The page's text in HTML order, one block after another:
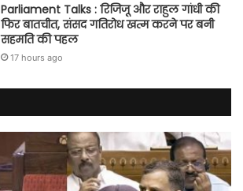
Parliament Talks : रिजिजू और राहुल गांधी की
फिर बातचीत, संसद गतिरोध खत्म करने पर बनी
सहमति की पहल
17 hours ago